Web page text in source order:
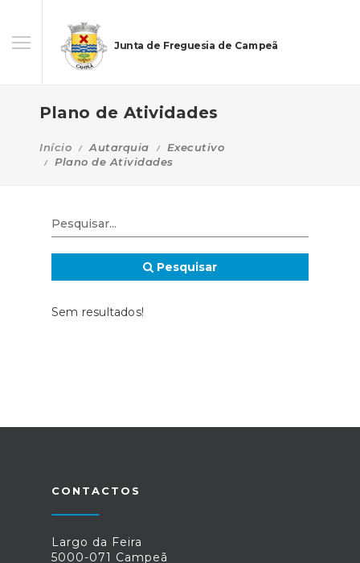
Junta de Freguesia de Campeã
Plano de Atividades
Início Autarquia
Executivo
Plano de Atividades
Pesquisar
Sem resultados!
CONTACTOS
Largo da Feira
5000-071 Campeã